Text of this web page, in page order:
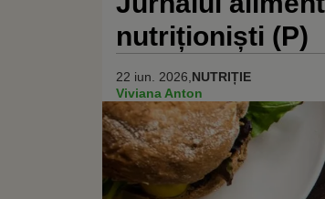
nutriționiști (P)
22 iun. 2026, NUTRIȚIE
Viviana Anton